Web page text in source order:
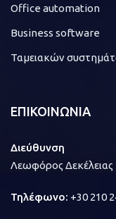
Office automation
Business software
Ταμειακών
ΕΠΙΚΟΙΝΩΝΙΑ
Διεύθυνση
Λεωφόρος Δεκέλειας
Τηλέφωνο: +30 210